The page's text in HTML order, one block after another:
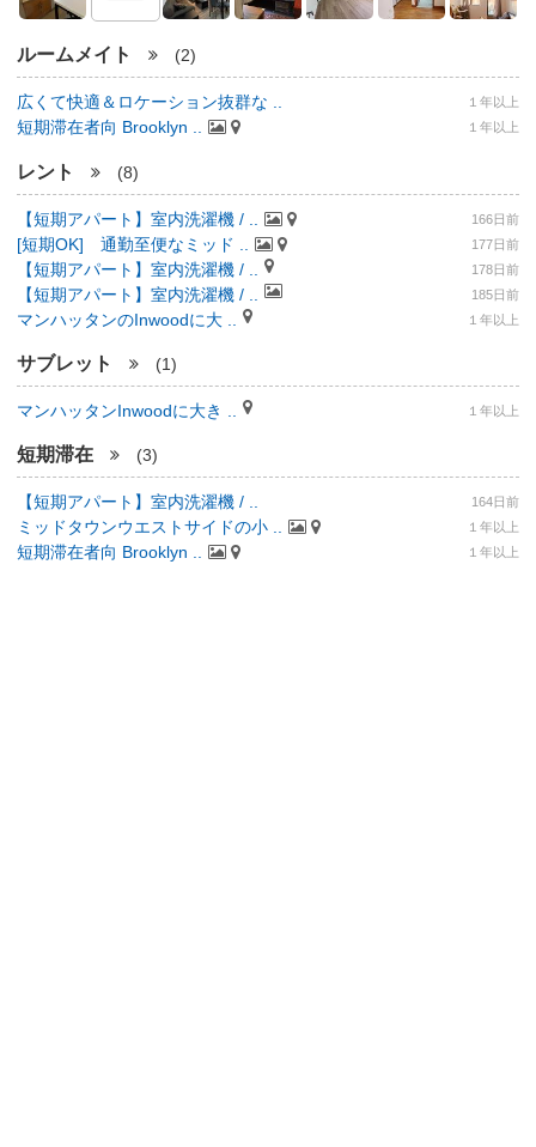
ルームメイト (2)
広くて快適＆ロケーション抜群な .. １年以上
短期滞在者向 Brooklyn .. １年以上
レント (8)
【短期アパート】室内洗濯機 / .. 166日前
[短期OK] 通勤至便なミッド .. 177日前
【短期アパート】室内洗濯機 / .. 178日前
【短期アパート】室内洗濯機 / .. 185日前
マンハッタンのInwoodに大 .. １年以上
サブレット (1)
マンハッタンInwoodに大き .. １年以上
短期滞在 (3)
【短期アパート】室内洗濯機 / .. 164日前
ミッドタウンウエストサイドの小 .. １年以上
短期滞在者向 Brooklyn .. １年以上